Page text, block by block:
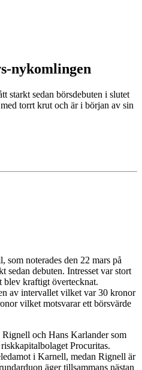
nykomlingen
starkt sedan börsdebuten i slutet
torrt krut och är i början av sin
noterades den 22 mars på
sedan debuten. Intresset var stort
blev kraftigt övertecknat.
av intervallet vilket var 30 kronor
vilket motsvarar ett börsvärde
och Hans Karlander som
Procuritas.
i Karnell, medan Rignell är
äger tillsammans nästan